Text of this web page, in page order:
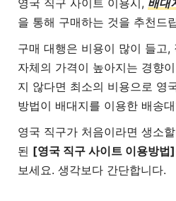
영국 직구 사이트 이용시, 배대
을 통해 구매하는 것을 추천드
구매 대행은 비용이 많이 들고,
자체의 가격이 높아지는 경향
지 않다면 최소의 비용으로 영
방법이 배대지를 이용한 배송
영국 직구가 처음이라면 생소
된 [영국 직구 사이트 이용방법]
보세요. 생각보다 간단합니다.